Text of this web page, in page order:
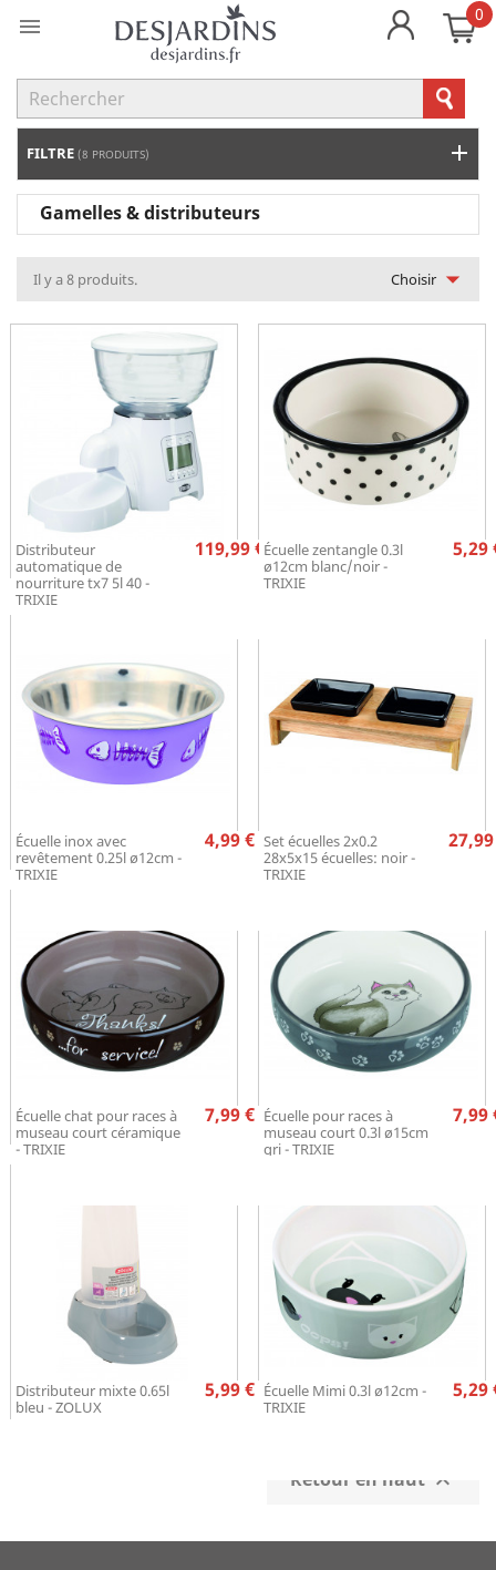
 0
FILTRE (8 PRODUITS)
Gamelles & distributeurs
Choisir 
Il y a 8 produits.
Distributeur
automatique de
nourriture tx7 5l 40 -
TRIXIE
Prix
119,99 €Écuelle zentangle 0.3l
ø12cm blanc/noir -
TRIXIE
5,29
Écuelle inox avec
revêtement 0.25l ø12cm -
TRIXIE
Prix
4,99 € Set écuelles 2x0.2
28x5x15 écuelles: noir -
TRIXIE
Écuelle chat pour races à
museau court céramique
- TRIXIE
Prix
7,99 € Écuelle pour races à
museau court 0.3l ø15cm
gri - TRIXIE
7,99
Distributeur mixte 0.65l
bleu - ZOLUX
Prix
5,99 € Écuelle Mimi 0.3l ø12cm -
TRIXIE
5,29
Retour en haut 